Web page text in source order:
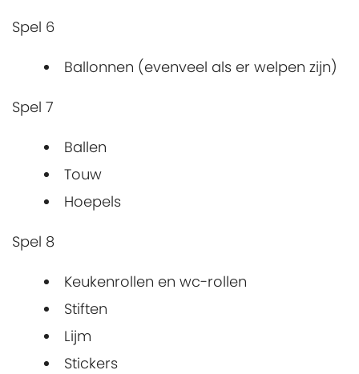
Spel 6
Ballonnen (evenveel als er welpen zijn)
Spel 7
Ballen
Touw
Hoepels
Spel 8
Keukenrollen en wc-rollen
Stiften
Lijm
Stickers